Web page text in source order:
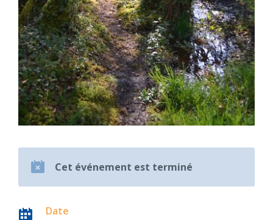
Cet événement est terminé
Date